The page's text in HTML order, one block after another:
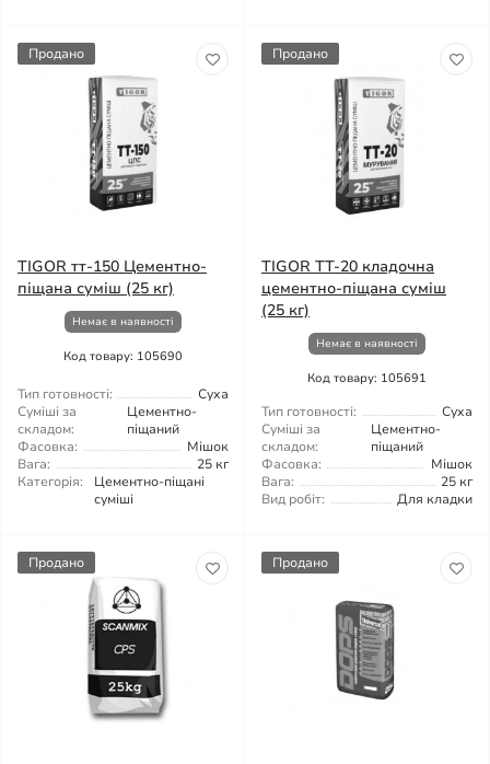
Продано
TIGOR тт-150 Цементно-
піщана суміш (25 кг)
Немає в наявності
Код товару: 105690
Тип готовності:
Суха
Суміші за
складом:
Цементно-
піщаний
Фасовка:
Мішок
Вага:
25 кг
Категорія:
Цементно-піщані
суміші
Продано
TIGOR TT-20 кладочна
цементно-піщана суміш
(25 кг)
Немає в наявності
Код товару: 105691
Тип готовності:
Суха
Суміші за
складом:
Цементно-
піщаний
Фасовка:
Мішок
Вага:
25 кг
Вид робіт:
Для кладки
Продано Продано